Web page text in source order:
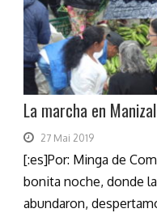
La marcha en
27 Mai 2019
[:es]Por: Minga de
bonita noche, donde
abundaron,